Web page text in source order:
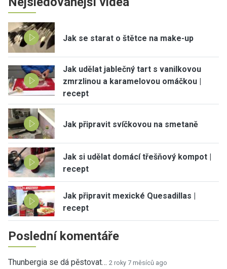
Jak se starat o štětce na make-up
Jak udělat jablečný tart s vanilkovou
zmrzlinou a karamelovou omáčkou |
recept
Jak připravit svíčkovou na smetaně
Jak si udělat domácí třešňový kompot |
recept
Jak připravit mexické Quesadillas |
recept
Poslední komentáře
Thunbergia se dá pěstovat… 2 roky 7 měsíců ago